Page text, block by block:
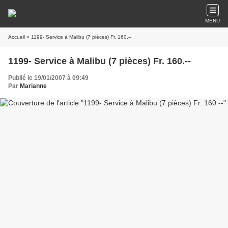
MENU
Accueil » 1199- Service à Malibu (7 pièces) Fr. 160.--
1199- Service à Malibu (7 pièces) Fr. 160.--
Publié le 19/01/2007 à 09:49
Par Marianne